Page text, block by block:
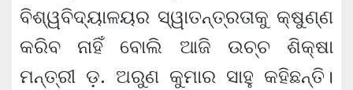
ବିଶ୍ୱବିଦ୍ୟାଳୟର ସ୍ୱାତନ୍ତ୍ରତାକୁ କ୍ଷୁଣ୍ଣ
କରିବ ନାହିଁ ବୋଲି ଆଜି ଉଚ୍ଚ ଶିକ୍ଷା
ମନ୍ତ୍ରୀ ଡ଼. ଅରୁଣ କୁମାର ସାହୁ କହିଛନ୍ତି।